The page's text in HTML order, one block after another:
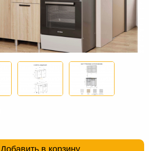
Добавить в корзину